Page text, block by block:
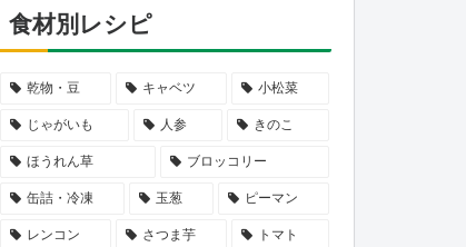
食材別レシピ
乾物・豆 キャベツ 小松菜
じゃがいも 人参 きのこ
ほうれん草 ブロッコリー
缶詰・冷凍 玉葱 ピーマン
レンコン さつま芋 トマト